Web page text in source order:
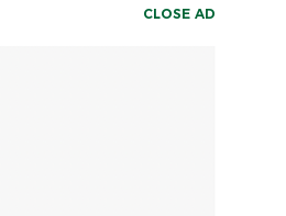
CLOSE AD